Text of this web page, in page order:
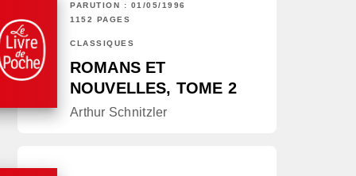
PARUTION : 01/05/1996
1152 PAGES
CLASSIQUES
ROMANS ET
NOUVELLES, TOME 2
Arthur Schnitzler